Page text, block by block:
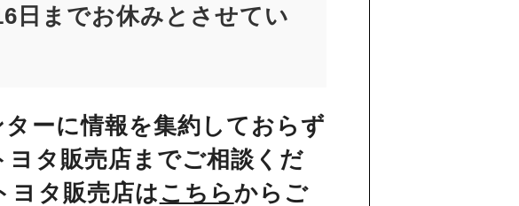
日までお休みとさせてい
ーに情報を集約しておらず
タ販売店までご相談くだ
ヨタ販売店は こちら からご